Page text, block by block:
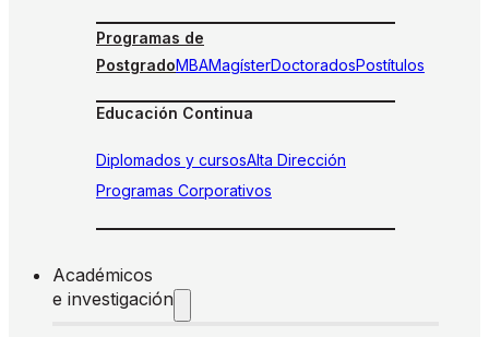
Programas de
PostgradoMBAMagísterDoctoradosPostítulos
Educación Continua
Diplomados y cursosAlta Dirección
Programas Corporativos
Académicos
e investigación